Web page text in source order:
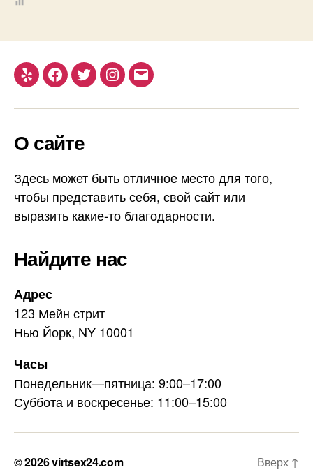
Yelp Facebook
TwitterInstagram
Email
О сайте
Здесь может быть отличное место для того,
чтобы представить себя, свой сайт или
выразить какие-то благодарности.
Найдите нас
Адрес
123 Мейн стрит
Нью Йорк, NY 10001
Часы
Понедельник—пятница: 9:00–17:00
Суббота и воскресенье: 11:00–15:00
© 2026virtsex24.com Вверх ↑